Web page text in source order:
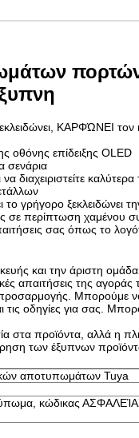
ΚΑΡΦΏΝΕΙ τον
οθόνης επίδειξης OLED
σενάρια
γρήγορο ξεκλειδώνει
σε περίπτωση χαμένου
σας όπως το
και την άριστη
απαιτήσεις της
προσαρμογής.
οδηγίες για σας.
στα προϊόντα, αλλά η
των έξυπνων
αποτυπωμάτων Tuya
κώδικας